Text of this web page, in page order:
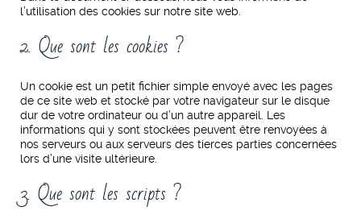
l’utilisation des cookies sur notre site web.
2. Que sont les cookies ?
Un cookie est un petit fichier simple envoyé avec les pages
de ce site web et stocké par votre navigateur sur le disque
dur de votre ordinateur ou d’un autre appareil. Les
informations qui y sont stockées peuvent être renvoyées à
nos serveurs ou aux serveurs des tierces parties concernées
lors d’une visite ultérieure.
3. Que sont les scripts ?